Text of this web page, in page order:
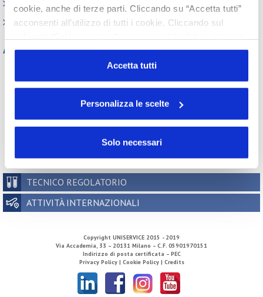
cookie, anche di terze parti. Cliccando su “Accetta tutti”
acconsenti all’utilizzo di tutti i cookie. Cliccando sul
o profilazione viene utilizzato. Cliccando su
“Personalizza le scelte” è possibile esprimere la propria
volontà in relazione a ciascuna categoria di cookie del
Accetta tutti
Personalizza le scelte
Solo necessari
Precedenti pubblicazioni
Indagini tematiche
Archivio
2026 2025 2024
2023
2021 2020
2004
2002
TECNICO REGOLATORIO
ATTIVITÀ INTERNAZIONALI
Copyright UNISERVICE 2015 - 2019
Via Accademia, 33 – 20131 Milano – C.F. 05901970151
Indirizzo di posta certificata – PEC
Privacy Policy | Cookie Policy | Credits